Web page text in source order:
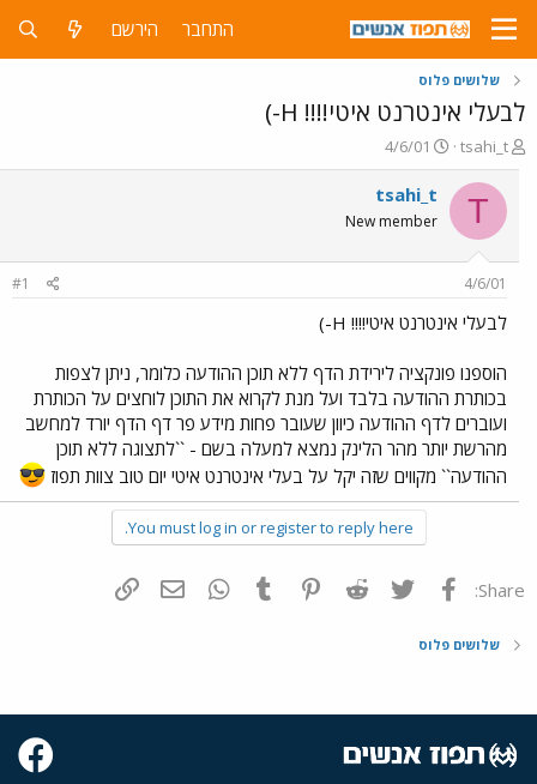
התחבר הירשם
שלושים פלוס
לבעלי אינטרנט איטי!!!! H-)
פ
ו
ת
ח
ה
ש
א
tsahi_t
פ
ו
ר
ס
ם
ר
4/6/01
T
tsahi_t
New member
4/6/01
#1
לבעלי אינטרנט איטי!!!! H-)
הוספנו פונקציה לירידת הדף ללא תוכן ההודעה כלומר, ניתן לצפות
בכותרת ההודעה בלבד ועל מנת לקרוא את התוכן לוחצים על הכותרת
ועוברים לדף ההודעה כיוון שעובר פחות מידע פר דף הדף יורד למחשב
מהרשת יותר מהר הלינק נמצא למעלה בשם - ``לתצוגה ללא תוכן
ההודעה`` מקווים שזה יקל על בעלי אינטרנט איטי יום טוב צוות תפוז
You must log in or register to reply here.
Share: פייסבוק Twitter
Reddit
Pinterest
Tumblr
WhatsAppדואר אלקטרוני
שלושים פלוס